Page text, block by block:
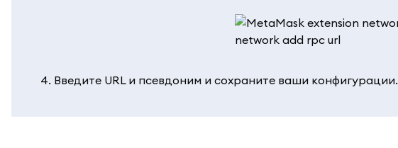
Введите URL и псевдоним и сохраните ваши конфигурации.